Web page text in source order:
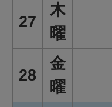
27
木
曜
28
金
曜